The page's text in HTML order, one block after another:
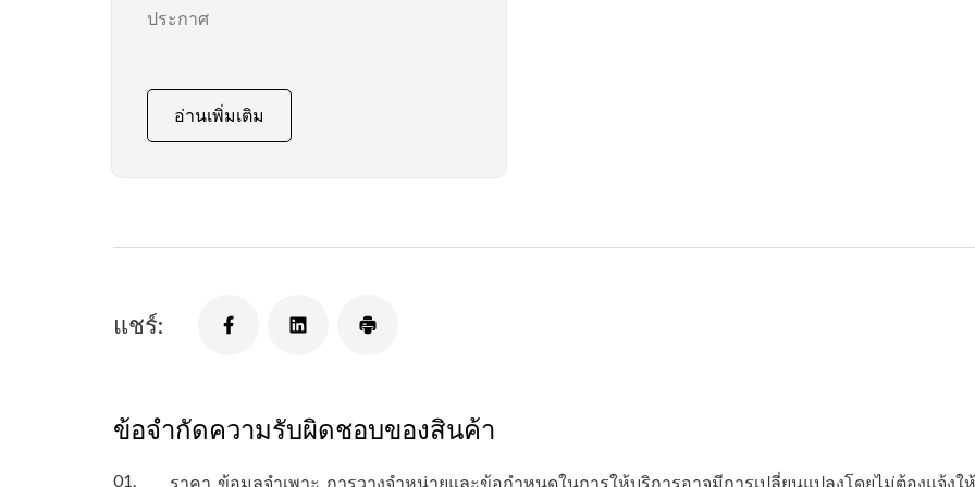
และเครื่องพิมพ์อิงค์เจ็ทที่ใช้
ขนาดเล็ก
ประกาศ
อ่านเพิ่มเติม
แชร์:
ข้อจำกัดความรับผิดชอบของสินค้า
01. ราคา, ข้อมูลจำเพาะ, การวางจำหน่ายและข้อกำหนดในการให้บริการอาจมีการเปลี่ยนแปลงโดยไม่ต้องแจ้งใ